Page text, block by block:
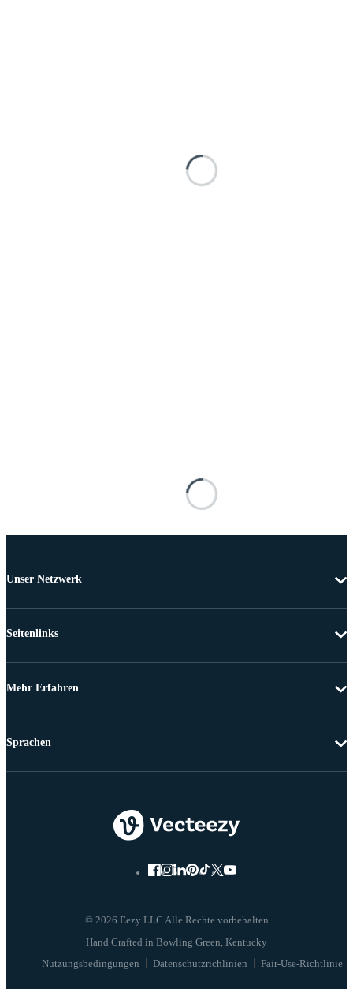
Unser Netzwerk
Seitenlinks
Mehr Erfahren
© 2026 Eezy LLC Alle Rechte vorbehalten
Nutzungsbedingungen Datenschutzrichlinien Fair-Use-Richtlinie
Sprachen